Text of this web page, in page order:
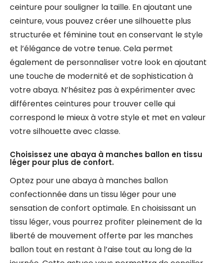
ceinture pour souligner la taille. En ajoutant une
ceinture, vous pouvez créer une silhouette plus
structurée et féminine tout en conservant le style
et l’élégance de votre tenue. Cela permet
également de personnaliser votre look en ajoutant
une touche de modernité et de sophistication à
votre abaya. N’hésitez pas à expérimenter avec
différentes ceintures pour trouver celle qui
correspond le mieux à votre style et met en valeur
votre silhouette avec classe.
Choisissez une abaya à manches ballon en tissu
léger pour plus de confort.
Optez pour une abaya à manches ballon
confectionnée dans un tissu léger pour une
sensation de confort optimale. En choisissant un
tissu léger, vous pourrez profiter pleinement de la
liberté de mouvement offerte par les manches
ballon tout en restant à l’aise tout au long de la